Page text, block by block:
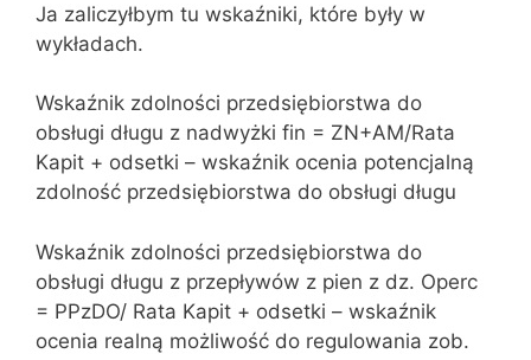
Ja zaliczyłbym tu wskaźniki, które były w
wykładach.
Wskaźnik zdolności przedsiębiorstwa do
obsługi długu z nadwyżki fin = ZN+AM/Rata
Kapit + odsetki – wskaźnik ocenia potencjalną
zdolność przedsiębiorstwa do obsługi długu
Wskaźnik zdolności przedsiębiorstwa do
obsługi długu z przepływów z pien z dz. Operc
= PPzDO/ Rata Kapit + odsetki – wskaźnik
ocenia realną możliwość do regulowania zob.